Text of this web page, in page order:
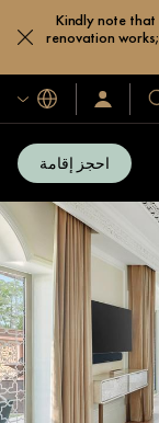
Kindly note
renovation
سجّل
الدخول/
اللغات
احجز إقامة